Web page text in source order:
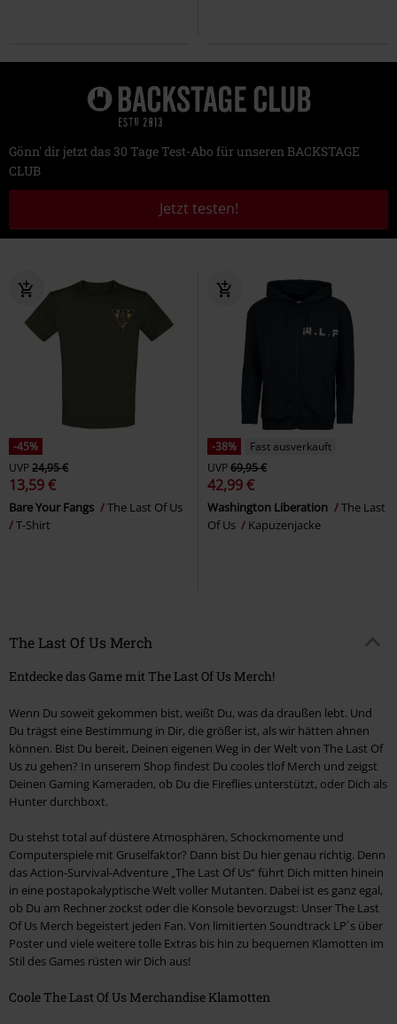
Gönn' dir jetzt das 30 Tage Test-Abo für unseren BACKSTAGE
CLUB
Jetzt testen!
-45%
UVP24,95 €
13,59 €
Bare Your Fangs
The Last Of Us
T-Shirt
-38%
Fast ausverkauft
UVP69,95 €
42,99 €
Washington Liberation
The Last
Of Us
Kapuzenjacke
The Last Of Us Merch
Entdecke das Game mit The Last Of Us Merch!
Wenn Du soweit gekommen bist, weißt Du, was da draußen lebt. Und
Du trägst eine Bestimmung in Dir, die größer ist, als wir hätten ahnen
können. Bist Du bereit, Deinen eigenen Weg in der Welt von The Last Of
Us zu gehen? In unserem Shop findest Du cooles tlof Merch und zeigst
Deinen Gaming Kameraden, ob Du die Fireflies unterstützt, oder Dich als
Hunter durchboxt.
Du stehst total auf düstere Atmosphären, Schockmomente und
Computerspiele mit Gruselfaktor? Dann bist Du hier genau richtig. Denn
das Action-Survival-Adventure „The Last Of Us“ führt Dich mitten hinein
in eine postapokalyptische Welt voller Mutanten. Dabei ist es ganz egal,
ob Du am Rechner zockst oder die Konsole bevorzugst: Unser The Last
Of Us Merch begeistert jeden Fan. Von limitierten Soundtrack LP´s über
Poster und viele weitere tolle Extras bis hin zu bequemen Klamotten im
Stil des Games rüsten wir Dich aus!
Coole The Last Of Us Merchandise Klamotten